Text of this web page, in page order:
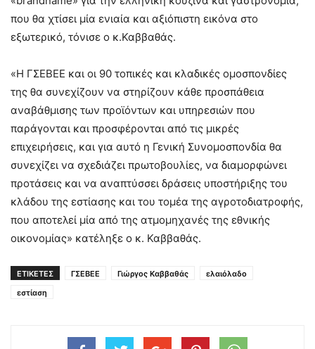
που θα χτίσει μία ενιαία και αξιόπιστη εικόνα στο
εξωτερικό, τόνισε ο κ.Καββαθάς.
«Η ΓΣΕΒΕΕ και οι 90 τοπικές και κλαδικές ομοσπονδίες
της θα συνεχίζουν να στηρίζουν κάθε προσπάθεια
αναβάθμισης των προϊόντων και υπηρεσιών που
παράγονται και προσφέρονται από τις μικρές
επιχειρήσεις, και για αυτό η Γενική Συνομοσπονδία θα
συνεχίζει να σχεδιάζει πρωτοβουλίες, να διαμορφώνει
προτάσεις και να αναπτύσσει δράσεις υποστήριξης του
κλάδου της εστίασης και του τομέα της αγροτοδιατροφής,
που αποτελεί μία από της ατμομηχανές της εθνικής
οικονομίας» κατέληξε ο κ. Καββαθάς.
ΕΤΙΚΕΤΕΣ ΓΣΕΒΕΕ Γιώργος Καββαθάς
ελαιόλαδο
εστίαση